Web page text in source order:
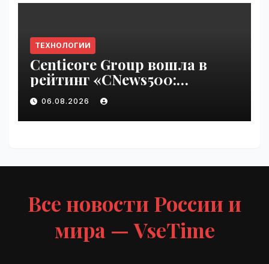
ТЕХНОЛОГИИ
Centicore Group вошла в
рейтинг «CNews500:
Крупнейшие ИТ-компании
России» | VseTime.ru
06.08.2026
Все новости России и
мира — VseTime